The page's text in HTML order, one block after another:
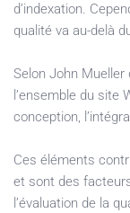
d’indexation.
qualité va au-delà
Selon John Mueller
l’ensemble du site
conception,
Ces éléments
et sont des
l’évaluation de la